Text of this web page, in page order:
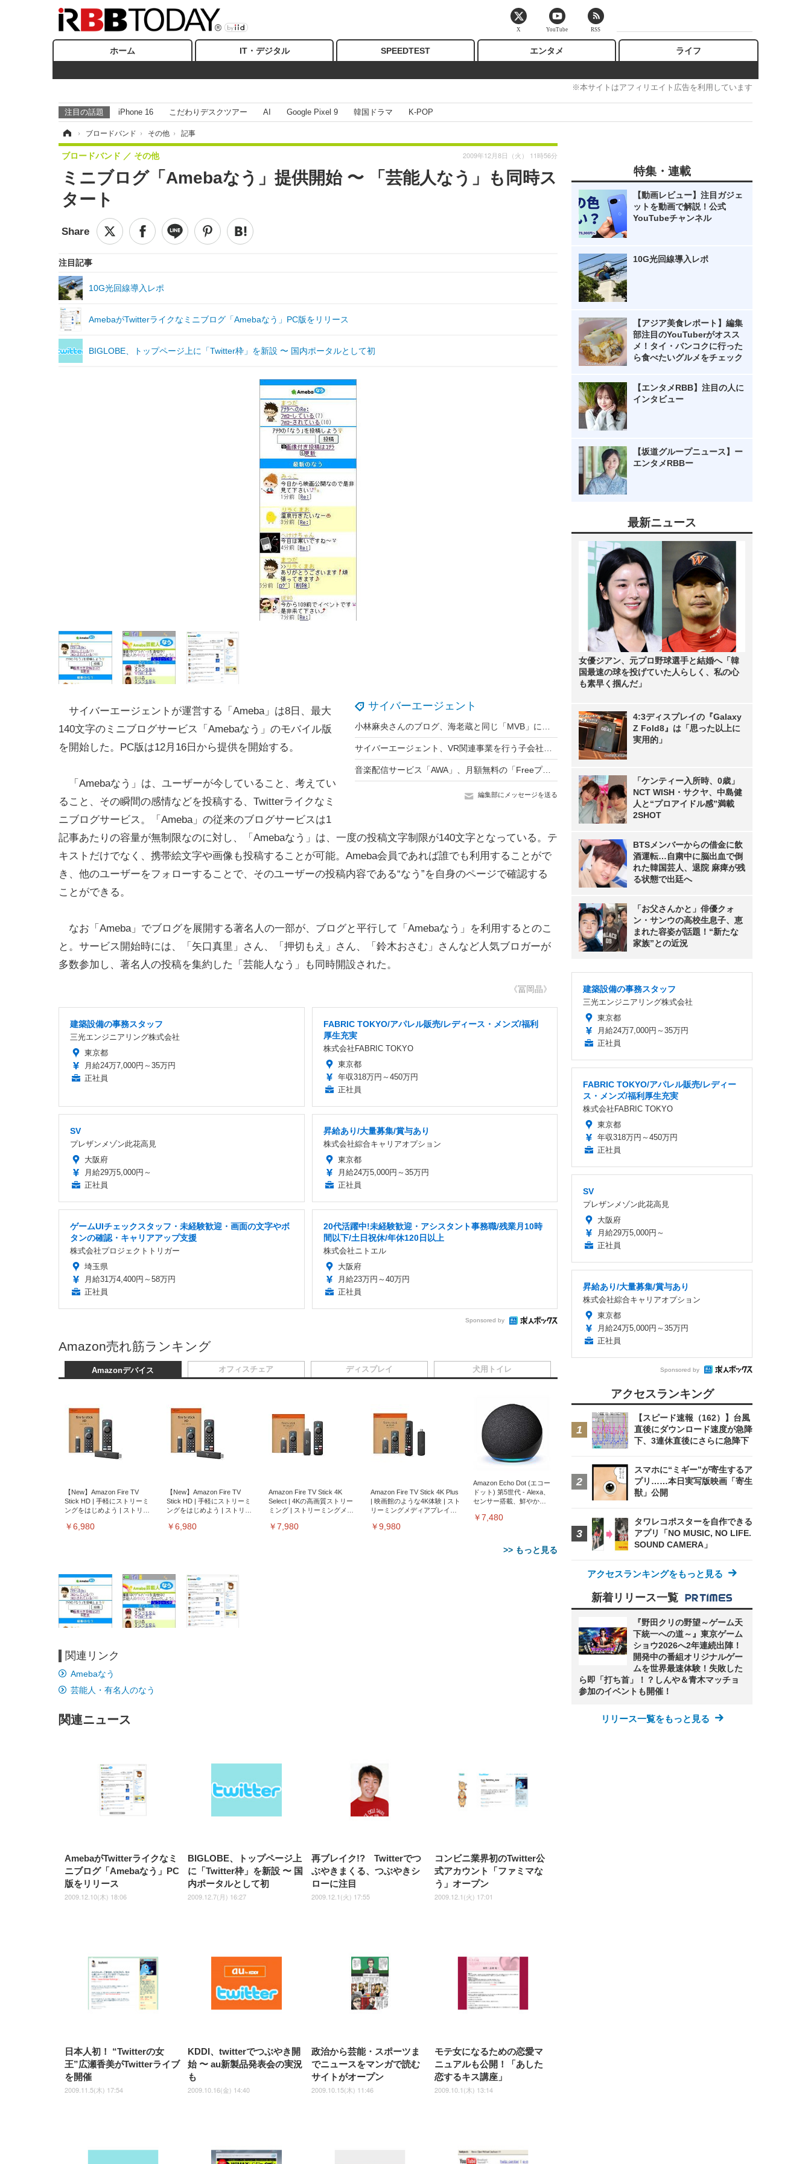
ホーム IT・デジタル SPEEDTEST エンタメ ライフ
※本サイトはアフィリエイト広告を利用しています
注目の話題 iPhone 16 こだわりデスクツアー AI Google Pixel 9 韓国ドラマ K-POP
› ブロードバンド › その他 › 記事
ミニブログ「Amebaなう」提供開始 〜 「芸能人なう」も同時ス
タート
ブロードバンド その他 2009年12月8日（火） 11時56分
注目記事
10G光回線導入レポ
AmebaがTwitterライクなミニブログ「Amebaなう」PC版をリリース
BIGLOBE、トップページ上に「Twitter枠」を新設 〜 国内ポータルとして初
サイバーエージェント
音楽配信サービス「AWA」、月額無料の「Freeプラン」を刷新……「ハイライト再生」機能も登場
編集部にメッセージを送る
サイバーエージェントが運営する「Ameba」は8日、最大
140文字のミニブログサービス「Amebaなう」のモバイル版
を開始した。PC版は12月16日から提供を開始する。
「Amebaなう」は、ユーザーが今していること、考えてい
ること、その瞬間の感情などを投稿する、Twitterライクなミ
ニブログサービス。「Ameba」の従来のブログサービスは1
記事あたりの容量が無制限なのに対し、「Amebaなう」は、一度の投稿文字制限が140文字となっている。テ
キストだけでなく、携帯絵文字や画像も投稿することが可能。Ameba会員であれば誰でも利用することがで
き、他のユーザーをフォローすることで、そのユーザーの投稿内容である“なう”を自身のページで確認する
ことができる。
なお「Ameba」でブログを展開する著名人の一部が、ブログと平行して「Amebaなう」を利用するとのこ
と。サービス開始時には、「矢口真里」さん、「押切もえ」さん、「鈴木おさむ」さんなど人気ブロガーが
多数参加し、著名人の投稿を集約した「芸能人なう」も同時開設された。
《冨岡晶》
建築設備の事務スタッフ
三光エンジニアリング株式会社
東京都
月給24万7,000円～35万円
正社員
FABRIC TOKYO/アパレル販売/レディース・メンズ/福利
厚生充実
株式会社FABRIC TOKYO
東京都
年収318万円～450万円
正社員
SV
プレザンメゾン此花高見
大阪府
月給29万5,000円～
正社員
昇給あり/大量募集/賞与あり
株式会社綜合キャリアオプション
東京都
月給24万5,000円～35万円
正社員
ゲームUIチェックスタッフ・未経験歓迎・画面の文字やボ
タンの確認・キャリアアップ支援
株式会社プロジェクトトリガー
埼玉県
月給31万4,400円～58万円
正社員
20代活躍中!未経験歓迎・アシスタント事務職/残業月10時
間以下/土日祝休/年休120日以上
株式会社ニトエル
大阪府
月給23万円～40万円
正社員
Sponsored by
Amazon売れ筋ランキング
Amazonデバイス
【New】Amazon Fire TV
Stick HD | 手軽にストリーミ
ングをはじめよう | ストリー
￥6,980
【New】Amazon Fire TV
Stick HD | 手軽にストリーミ
ングをはじめよう | ストリー
￥6,980
Amazon Fire TV Stick 4K
Select | 4Kの高画質ストリー
ミング | ストリーミングメデ
￥7,980
Amazon Fire TV Stick 4K Plus
| 映画館のような4K体験 | スト
リーミングメディアプレイヤ
￥9,980
Amazon Echo Dot (エコー
ドット) 第5世代 - Alexa、
センサー搭載、鮮やかな
￥7,480
>> もっと見る
オフィスチェア
[EdoErgo] オフィスチェア 椅
子 テレワーク 疲れない 跳ね
上げ式アームレスト コンパク
ト 約105度ロッキング pc 事務
ナイロン樹脂ベース 通気性メ
ッシュ 在宅ワーク H-
ディスプレイ
EIZO ビジネス向けプレミア
ムモニター | FlexScan
EV3240X-WT | 31.5型4K
UHD・USB Type-C・ホワイ
￥105,595
犬用トイレ
Amazonベーシック ペットシ
ーツ 薄型 レギュラー 1回使い
捨て 無香料 ホワイト 300枚
関連リンク
Amebaなう
芸能人・有名人のなう
関連ニュース
AmebaがTwitterライクなミ
ニブログ「Amebaなう」PC
版をリリース
2009.12.10(木) 18:06
BIGLOBE、トップページ上
に「Twitter枠」を新設 〜 国
内ポータルとして初
2009.12.7(月) 16:27
再ブレイク!? Twitterでつ
ぶやきまくる、つぶやきシ
ローに注目
2009.12.1(火) 17:55
コンビニ業界初のTwitter公
式アカウント「ファミマな
う」オープン
2009.12.1(火) 17:01
日本人初！ “Twitterの女
王”広瀬香美がTwitterライブ
を開催
2009.11.5(木) 17:54
KDDI、twitterでつぶやき開
始 〜 au新製品発表会の実況
も
2009.10.16(金) 14:40
政治から芸能・スポーツま
でニュースをマンガで読む
サイトがオープン
2009.10.15(木) 11:46
モテ女になるための恋愛マ
ニュアルも公開！「あした
恋するキス講座」
2009.10.1(木) 13:14
特集・連載
【動画レビュー】注目ガジェ
ットを動画で解説！公式
YouTubeチャンネル
10G光回線導入レポ
【アジア美食レポート】編集
部注目のYouTuberがオスス
メ！タイ・バンコクに行った
ら食べたいグルメをチェック
【エンタメRBB】注目の人に
インタビュー
【坂道グループニュース】ー
エンタメRBBー
最新ニュース
女優ジアン、元プロ野球選手と結婚へ「韓
国最速の球を投げていた人らしく、私の心
も素早く掴んだ」
4:3ディスプレイの『Galaxy
Z Fold8』は「思った以上に
実用的」
「ケンティー入所時、0歳」
NCT WISH・サクヤ、中島健
人と“プロアイドル感”満載
2SHOT
BTSメンバーからの借金に飲
酒運転…自粛中に脳出血で倒
れた韓国芸人、退院 麻痺が残
る状態で出廷へ
「お父さんかと」俳優クォ
ン・サンウの高校生息子、恵
まれた容姿が話題！“新たな
家族”との近況
建築設備の事務スタッフ
三光エンジニアリング株式会社
東京都
月給24万7,000円～35万円
正社員
FABRIC TOKYO/アパレル販売/レディー
ス・メンズ/福利厚生充実
株式会社FABRIC TOKYO
東京都
年収318万円～450万円
正社員
SV
プレザンメゾン此花高見
大阪府
月給29万5,000円～
正社員
昇給あり/大量募集/賞与あり
株式会社綜合キャリアオプション
東京都
月給24万5,000円～35万円
正社員
Sponsored by
アクセスランキング
【スピード速報（162）】台風
直後にダウンロード速度が急降
下、3連休直後にさらに急降下
スマホに“ミギー”が寄生するア
プリ……本日実写版映画「寄生
獣」公開
タワレコポスターを自作できる
アプリ「NO MUSIC, NO LIFE.
SOUND CAMERA」
アクセスランキングをもっと見る
新着リリース一覧
『野田クリの野望～ゲーム天
下統一への道～』東京ゲーム
ショウ2026へ2年連続出陣！
開発中の番組オリジナルゲー
ムを世界最速体験！失敗した
ら即「打ち首」！？しんや＆青木マッチョ
参加のイベントも開催！
リリース一覧をもっと見る
X YouTube RSS